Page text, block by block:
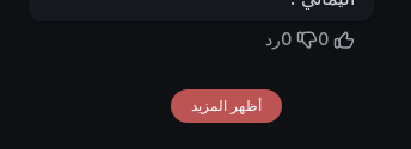
0
0رد
أظهر المزيد